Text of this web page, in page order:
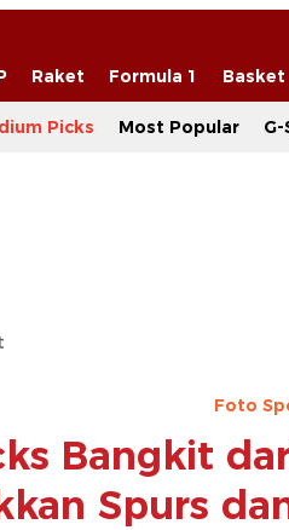
Raket Formula 1 Basket
Picks Most Popular
Foto
Bangkit
Spurs